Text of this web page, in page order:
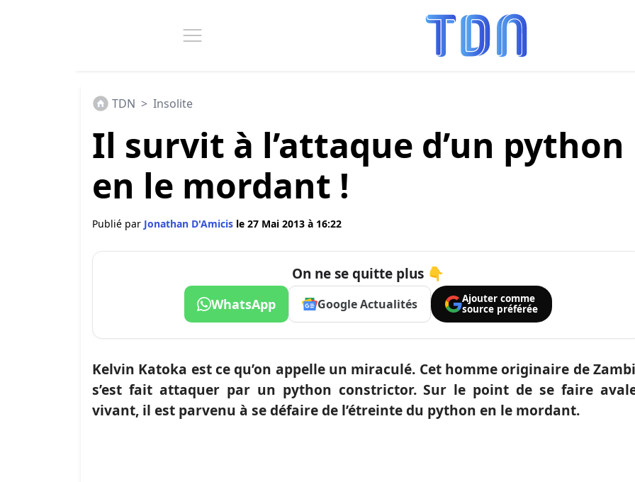
TDN > Insolite
Il survit à l’attaque d’un python
en le mordant !
Publié par Jonathan D'Amicis le 27 Mai 2013 à 16:22
On ne se quitte plus 👇
WhatsApp Google Actualités
Ajouter comme
source préférée
Kelvin Katoka est ce qu’on appelle un miraculé. Cet homme originaire de
s’est fait attaquer par un python constrictor. Sur le point de se faire
vivant, il est parvenu à se défaire de l’étreinte du python en le mordant.